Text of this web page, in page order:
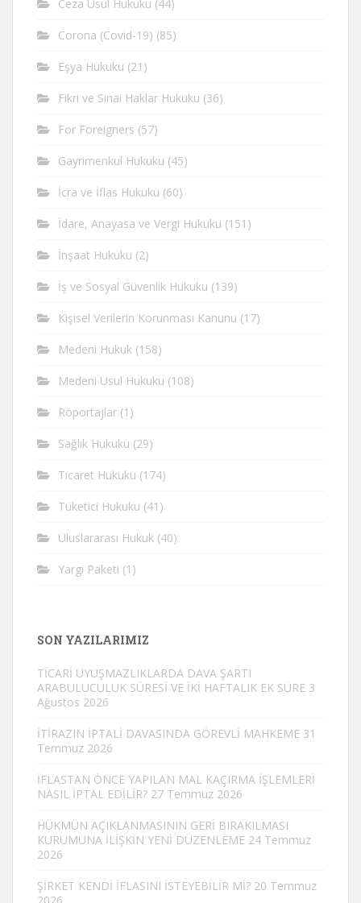
Ceza Usul Hukuku (44)
Corona (Covid-19) (85)
Eşya Hukuku (21)
Fikri ve Sinai Haklar Hukuku (36)
For Foreigners (57)
Gayrimenkul Hukuku (45)
İcra ve İflas Hukuku (60)
İdare, Anayasa ve Vergi Hukuku (151)
İnşaat Hukuku (2)
İş ve Sosyal Güvenlik Hukuku (139)
Kişisel Verilerin Korunması Kanunu (17)
Medeni Hukuk (158)
Medeni Usul Hukuku (108)
Röportajlar (1)
Sağlık Hukuku (29)
Ticaret Hukuku (174)
Tüketici Hukuku (41)
Uluslararası Hukuk (40)
Yargı Paketi (1)
SON YAZILARIMIZ
TİCARİ UYUŞMAZLIKLARDA DAVA ŞARTI
ARABULUCULUK SÜRESİ VE İKİ HAFTALIK EK SÜRE 3
Ağustos 2026
İTİRAZIN İPTALİ DAVASINDA GÖREVLİ MAHKEME 31
Temmuz 2026
İFLASTAN ÖNCE YAPILAN MAL KAÇIRMA İŞLEMLERİ
NASIL İPTAL EDİLİR? 27 Temmuz 2026
HÜKMÜN AÇIKLANMASININ GERİ BIRAKILMASI
KURUMUNA İLİŞKİN YENİ DÜZENLEME 24 Temmuz
2026
ŞİRKET KENDİ İFLASINI İSTEYEBİLİR Mİ? 20 Temmuz